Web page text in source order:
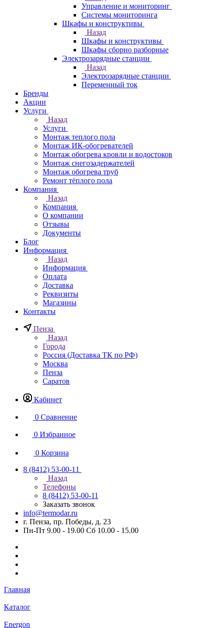
Управление и мониторинг
Системы мониторинга
Шкафы и конструктивы
Назад
Шкафы и конструктивы
Шкафы сборно разборные
Электрозарядные станции
Назад
Электрозарядные станции
Переменный ток
Бренды
Акции
Услуги
Назад
Услуги
Монтаж теплого пола
Монтаж ИК-обогревателей
Монтаж обогрева кровли и водостоков
Монтаж снегозадержателей
Монтаж обогрева труб
Ремонт тёплого пола
Компания
Назад
Компания
О компании
Отзывы
Документы
Блог
Информация
Назад
Информация
Оплата
Доставка
Реквизиты
Магазины
Контакты
Пенза
Назад
Города
Россия (Доставка ТК по РФ)
Москва
Пенза
Саратов
Кабинет
0 Сравнение
0 Избранное
0 Корзина
8 (8412) 53-00-11
Назад
Телефоны
8 (8412) 53-00-11
Заказать звонок
info@termodar.ru
г. Пенза, пр. Победы, д. 23
Пн-Пт 9.00 - 19.00 Сб 10.00 - 15.00
Главная
Каталог
Energon